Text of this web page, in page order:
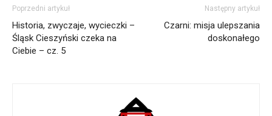
Poprzedni artykuł
Historia, zwyczaje, wycieczki –
Śląsk Cieszyński czeka na
Ciebie – cz. 5
Następny artykuł
Czarni: misja ulepszania
doskonałego